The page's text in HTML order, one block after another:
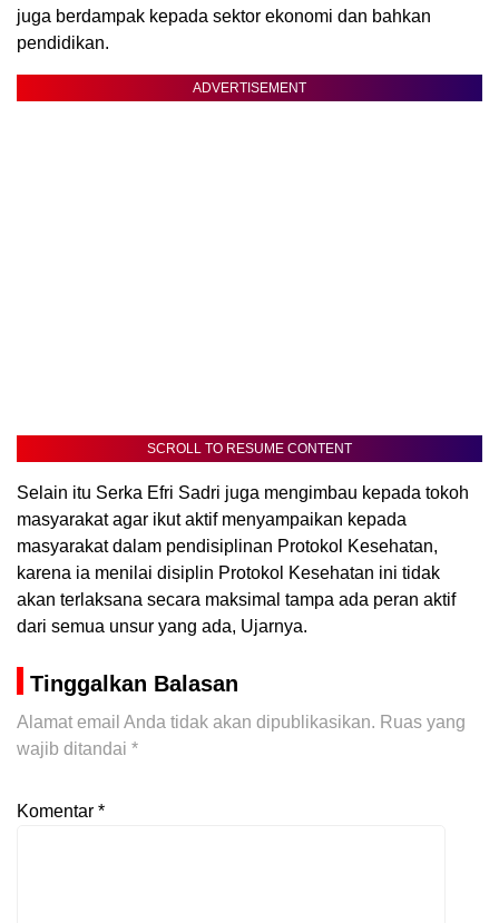
juga berdampak kepada sektor ekonomi dan bahkan
pendidikan.
ADVERTISEMENT
SCROLL TO RESUME CONTENT
Selain itu Serka Efri Sadri juga mengimbau kepada tokoh
masyarakat agar ikut aktif menyampaikan kepada
masyarakat dalam pendisiplinan Protokol Kesehatan,
karena ia menilai disiplin Protokol Kesehatan ini tidak
akan terlaksana secara maksimal tampa ada peran aktif
dari semua unsur yang ada, Ujarnya.
Tinggalkan Balasan
Alamat email Anda tidak akan dipublikasikan. Ruas yang
wajib ditandai *
Komentar *